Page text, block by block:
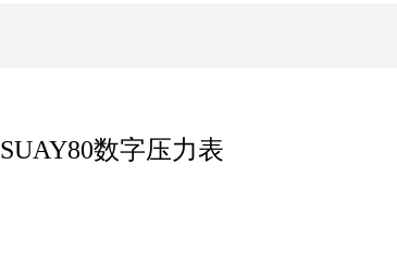
SUAY80数字压力表